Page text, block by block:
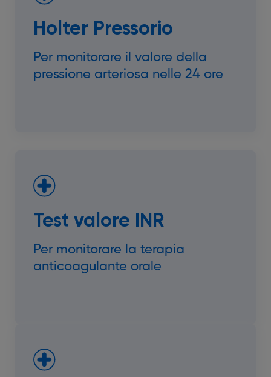
Holter Pressorio
Per monitorare il valore della
pressione arteriosa nelle 24 ore
Test valore INR
Per monitorare la terapia
anticoagulante orale